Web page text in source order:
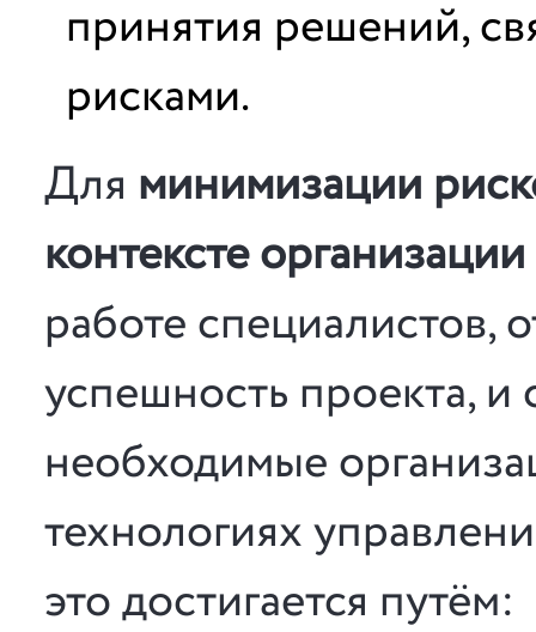
принятия решений,
рисками.
Для минимизации
контексте организации
работе специалистов,
успешность проекта,
необходимые
технологиях
это достигается путём: